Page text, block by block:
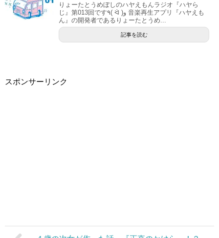
りょーたとうめぼしのハヤえもんラジオ『ハヤら
じ』第013回です٩( ᐛ )و 音楽再生アプリ『ハヤえも
ん』の開発者であるりょーたとうめ...
記事を読む
スポンサーリンク